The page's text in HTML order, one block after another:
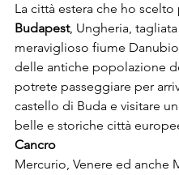
La città estera che ho scelto
Budapest, Ungheria,
meraviglioso fiume
delle antiche popolazione
potrete passeggiare per
castello di Buda e visitare
belle e storiche città
Cancro
Mercurio, Venere ed anche